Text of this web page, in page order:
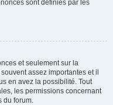
sont définies par les
et seulement sur la
assez importantes et il
en avez la possibilité. Tout
les permissions concernant
du forum.